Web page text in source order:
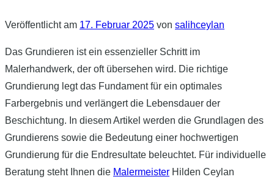
Veröffentlicht am 17. Februar 2025 von salihceylan
Das Grundieren ist ein essenzieller Schritt im
Malerhandwerk, der oft übersehen wird. Die richtige
Grundierung legt das Fundament für ein optimales
Farbergebnis und verlängert die Lebensdauer der
Beschichtung. In diesem Artikel werden die Grundlagen des
Grundierens sowie die Bedeutung einer hochwertigen
Grundierung für die Endresultate beleuchtet. Für individuelle
Beratung steht Ihnen die Malermeister Hilden Ceylan